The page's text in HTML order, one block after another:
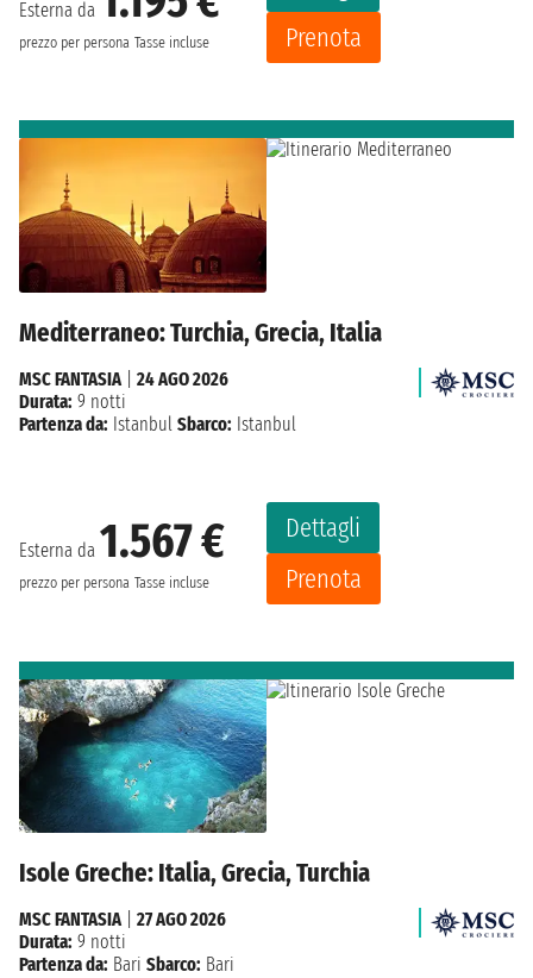
Esterna da
prezzo per persona Tasse incluse
Prenota
Mediterraneo: Turchia, Grecia, Italia
Esterna da 1.567 €
prezzo per persona Tasse incluse
Dettagli
Prenota
MSC FANTASIA
24 AGO 2026
Durata: 9 notti
Partenza da: Istanbul Sbarco: Istanbul
Isole Greche: Italia, Grecia, Turchia
MSC FANTASIA| 27 AGO 2026
Durata: 9 notti
Partenza da: Bari Sbarco: Bari